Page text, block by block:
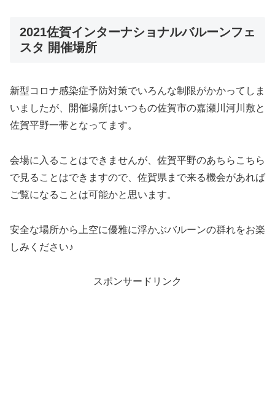
2021佐賀インターナショナルバルーンフェ
スタ 開催場所
新型コロナ感染症予防対策でいろんな制限がかかってしま
いましたが、開催場所はいつもの佐賀市の嘉瀬川河川敷と
佐賀平野一帯となってます。
会場に入ることはできませんが、佐賀平野のあちらこちら
で見ることはできますので、佐賀県まで来る機会があれば
ご覧になることは可能かと思います。
安全な場所から上空に優雅に浮かぶバルーンの群れをお楽
しみください♪
スポンサードリンク